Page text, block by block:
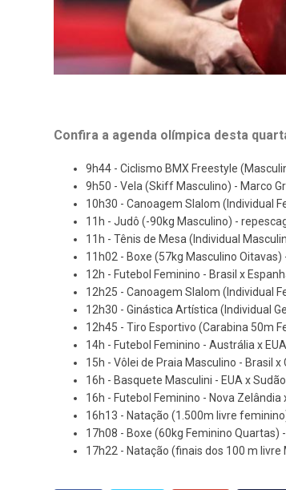
Confira a agenda olímpica desta
9h44 - Ciclismo BMX Freestyle
9h50 - Vela (Skiff Masculino) - Marco
10h30 - Canoagem Slalom (Individual
11h - Judô (-90kg Masculino) -
11h - Tênis de Mesa (Individual
11h02 - Boxe (57kg Masculino
12h - Futebol Feminino - Brasil x
12h25 - Canoagem Slalom (Individual
12h30 - Ginástica Artística (Individual
12h45 - Tiro Esportivo (Carabina 50m
14h - Futebol Feminino - Austrália x EUA
15h - Vôlei de Praia Masculino - Brasil
16h - Basquete Masculini - EUA x Sudão
16h - Futebol Feminino - Nova Zelândia
16h13 - Natação (1.500m livre
17h08 - Boxe (60kg Feminino Quartas)
17h22 - Natação (finais dos 100 m livre